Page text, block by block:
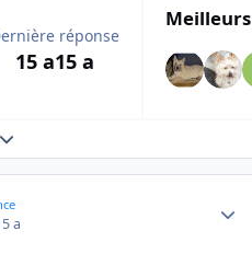
réponse
15 a15 a
Expand topic overview
a